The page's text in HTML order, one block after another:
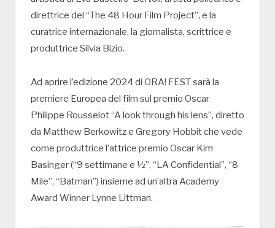
direttrice del “The 48 Hour Film Project”, e la
curatrice internazionale, la giornalista, scrittrice e
produttrice Silvia Bizio.
Ad aprire l’edizione 2024 di ORA! FEST sarà la
premiere Europea del film sul premio Oscar
Philippe Rousselot “A look through his lens”, diretto
da Matthew Berkowitz e Gregory Hobbit che vede
come produttrice l’attrice premio Oscar Kim
Basinger (“9 settimane e ½”, “LA Confidential”, “8
Mile”, “Batman”) insieme ad un’altra Academy
Award Winner Lynne Littman.